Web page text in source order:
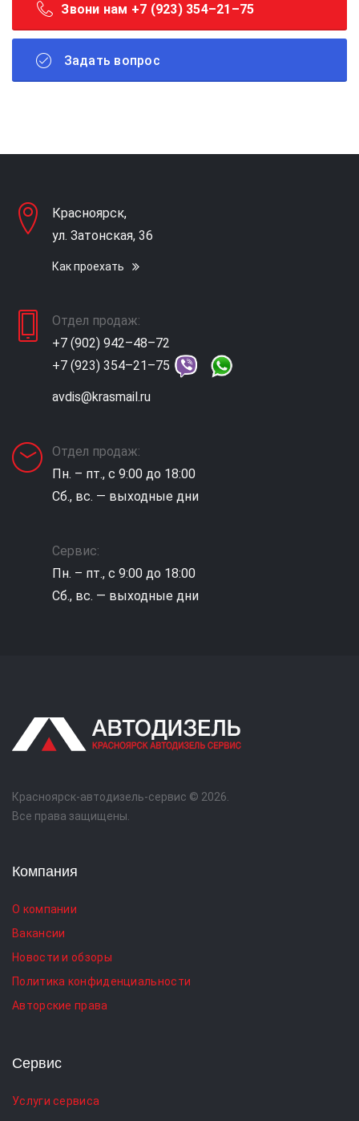
Звони нам +7 (923) 354–21–75
Задать вопрос
Красноярск,
ул. Затонская, 36
Как проехать
Отдел продаж:
+7 (902) 942–48–72
+7 (923) 354–21–75
avdis@krasmail.ru
Отдел продаж:
Пн. – пт., с 9:00 до 18:00
Сб., вс. — выходные дни
Сервис:
Пн. – пт., с 9:00 до 18:00
Сб., вс. — выходные дни
Красноярск-автодизель-сервис © 2026.
Все права защищены.
Компания
О компании
Вакансии
Новости и обзоры
Политика конфиденциальности
Авторские права
Сервис
Услуги сервиса